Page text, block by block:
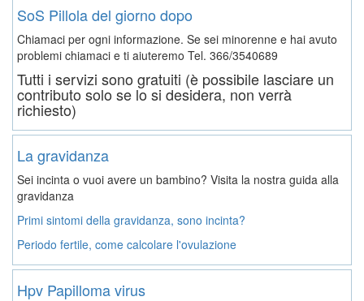
SoS Pillola del giorno dopo
Chiamaci per ogni informazione. Se sei minorenne e hai avuto
problemi chiamaci e ti aiuteremo Tel. 366/3540689
Tutti i servizi sono gratuiti (è possibile lasciare un
contributo solo se lo si desidera, non verrà
richiesto)
La gravidanza
Sei incinta o vuoi avere un bambino? Visita la nostra guida alla
gravidanza
Primi sintomi della gravidanza, sono incinta?
Periodo fertile, come calcolare l'ovulazione
Hpv Papilloma virus